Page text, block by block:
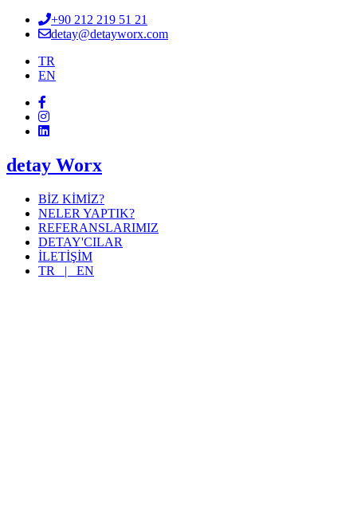
+90 212 219 51 21
detay@detayworx.com
TR
EN
detay Worx
BİZ KİMİZ?
NELER YAPTIK?
REFERANSLARIMIZ
DETAY'CILAR
İLETİŞİM
TR | EN